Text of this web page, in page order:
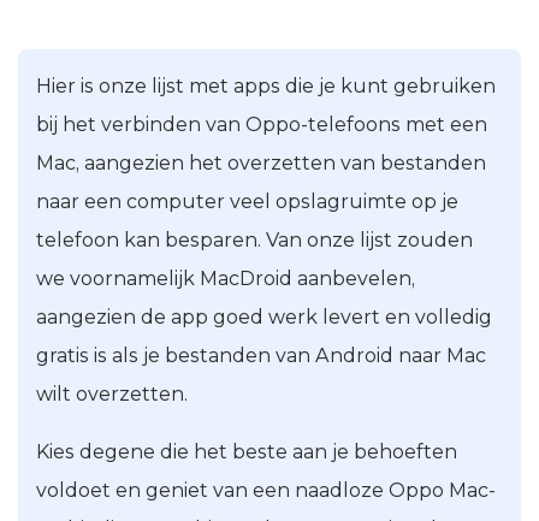
Hier is onze lijst met apps die je kunt gebruiken
bij het verbinden van Oppo-telefoons met een
Mac, aangezien het overzetten van bestanden
naar een computer veel opslagruimte op je
telefoon kan besparen. Van onze lijst zouden
we voornamelijk MacDroid aanbevelen,
aangezien de app goed werk levert en volledig
gratis is als je bestanden van Android naar Mac
wilt overzetten.
Kies degene die het beste aan je behoeften
voldoet en geniet van een naadloze Oppo Mac-